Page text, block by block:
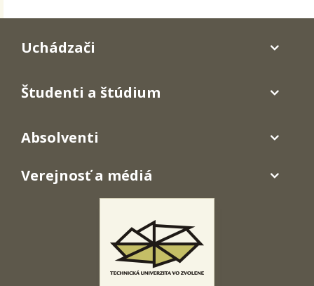
Uchádzači
Študenti a štúdium
Absolventi
Verejnosť a médiá